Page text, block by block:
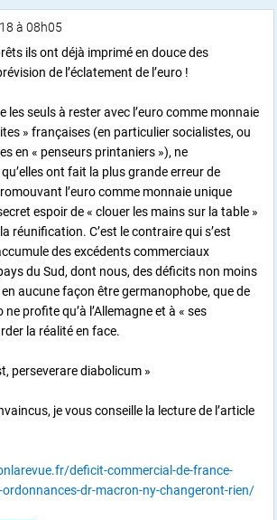
à 08h05
ils ont déjà imprimé en douce des
de l’éclatement de l’euro !
les seuls à rester avec l’euro comme monnaie
» françaises (en particulier socialistes, ou
en « penseurs printaniers »), ne
ont fait la plus grande erreur de
l’euro comme monnaie unique
espoir de « clouer les mains sur la table »
réunification. C’est le contraire qui s’est
des excédents commerciaux
du Sud, dont nous, des déficits non moins
en aucune façon être germanophobe, que de
ne profite qu’à l’Allemagne et à « ses
la réalité en face.
perseverare diabolicum »
je vous conseille la lecture de l’article
deficit-commercial-de-france-
dr-macron-ny-changeront-rien/